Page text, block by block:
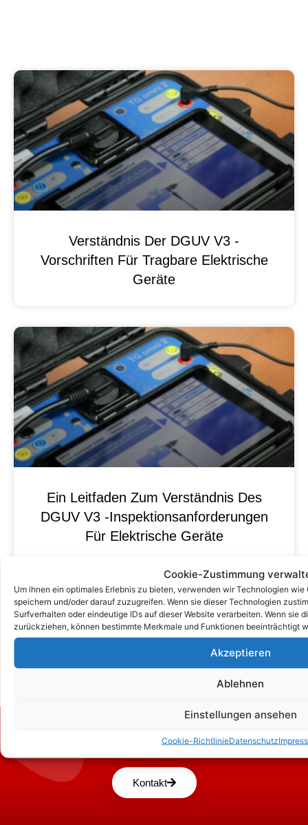
Cookie-Zustimmung
Um ihnen ein optimales Erlebnis zu bieten, verwenden wir Technologien
speichern und/oder darauf zuzugreifen. Wenn sie dieser Technologien
Surfverhalten oder eindeutige IDs auf dieser Website verarbeiten. Wenn sie
zurückziehen, können bestimmte Merkmale und Funktionen beeinträchtigt
Akzeptieren
Ablehnen
Einstellungen ansehen
Cookie-RichtlinieDatenschutz
Verständnis Der DGUV V3 -
Vorschriften Für Tragbare Elektrische
Geräte
Ein Leitfaden Zum Verständnis Des
DGUV V3 -Inspektionsanforderungen
Für Elektrische Geräte
Kontakt